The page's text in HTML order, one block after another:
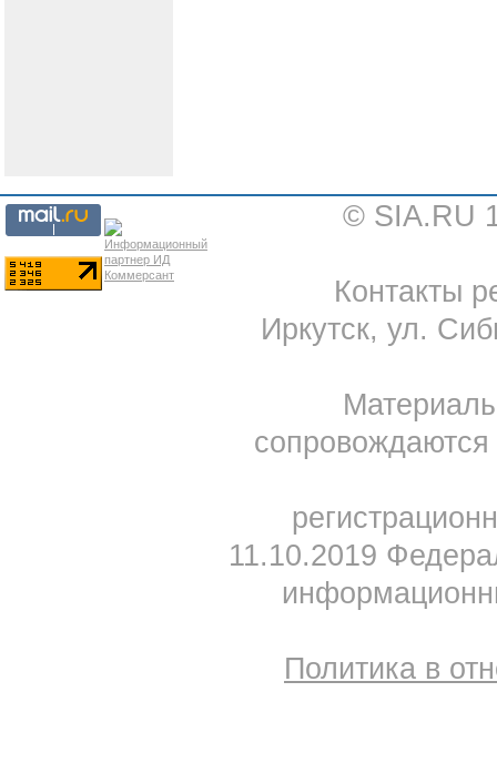
© SIA.RU
Контакты
Иркутск, ул.
11.10.2019
Политика в